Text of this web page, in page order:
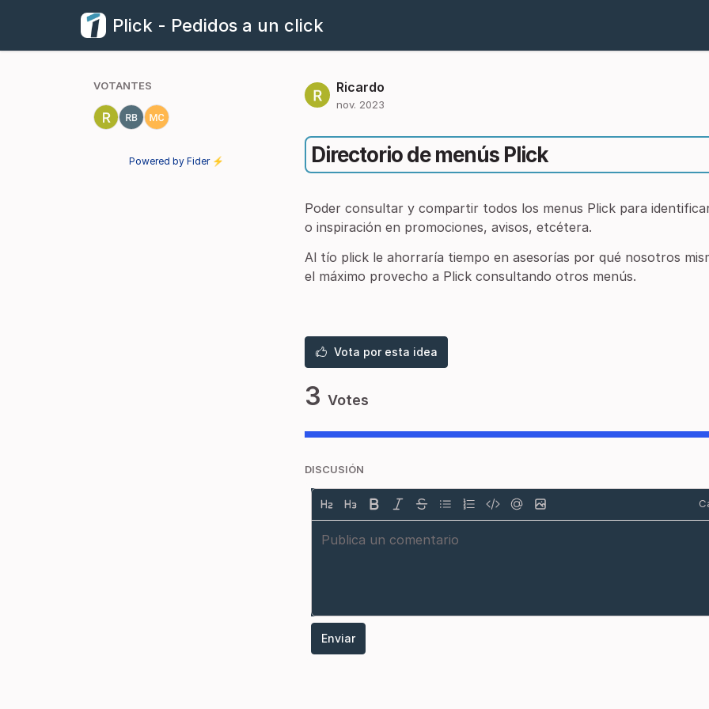
Plick - Pedidos a un click
Ricardo
nov. 2023
Directorio de menús Plick
Poder consultar y compartir todos los menus Plick para
o inspiración en promociones, avisos, etcétera.
Al tío plick le ahorraría tiempo en asesorías por qué nosotros
el máximo provecho a Plick consultando otros menús.
Vota por esta idea
3 Votes
DISCUSIÓN
Enviar
VOTANTES
Powered by Fider ⚡